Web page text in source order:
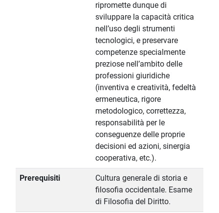
ripromette dunque di
sviluppare la capacità critica
nell’uso degli strumenti
tecnologici, e preservare
competenze specialmente
preziose nell’ambito delle
professioni giuridiche
(inventiva e creatività, fedeltà
ermeneutica, rigore
metodologico, correttezza,
responsabilità per le
conseguenze delle proprie
decisioni ed azioni, sinergia
cooperativa, etc.).
Prerequisiti
Cultura generale di storia e
filosofia occidentale. Esame
di Filosofia del Diritto.